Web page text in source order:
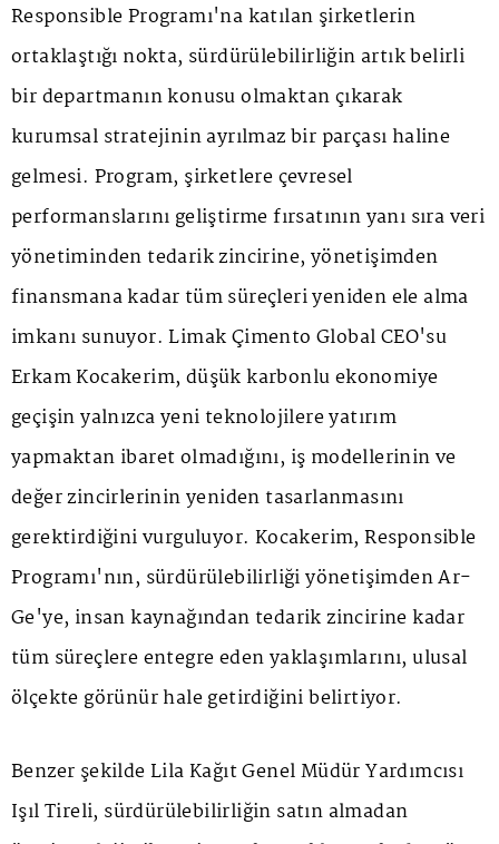
Responsible Programı'na katılan şirketlerin
ortaklaştığı nokta, sürdürülebilirliğin artık belirli
bir departmanın konusu olmaktan çıkarak
kurumsal stratejinin ayrılmaz bir parçası haline
gelmesi. Program, şirketlere çevresel
performanslarını geliştirme fırsatının yanı sıra veri
yönetiminden tedarik zincirine, yönetişimden
finansmana kadar tüm süreçleri yeniden ele alma
imkanı sunuyor. Limak Çimento Global CEO'su
Erkam Kocakerim, düşük karbonlu ekonomiye
geçişin yalnızca yeni teknolojilere yatırım
yapmaktan ibaret olmadığını, iş modellerinin ve
değer zincirlerinin yeniden tasarlanmasını
gerektirdiğini vurguluyor. Kocakerim, Responsible
Programı'nın, sürdürülebilirliği yönetişimden Ar-
Ge'ye, insan kaynağından tedarik zincirine kadar
tüm süreçlere entegre eden yaklaşımlarını, ulusal
ölçekte görünür hale getirdiğini belirtiyor.
Benzer şekilde Lila Kağıt Genel Müdür Yardımcısı
Işıl Tireli, sürdürülebilirliğin satın almadan